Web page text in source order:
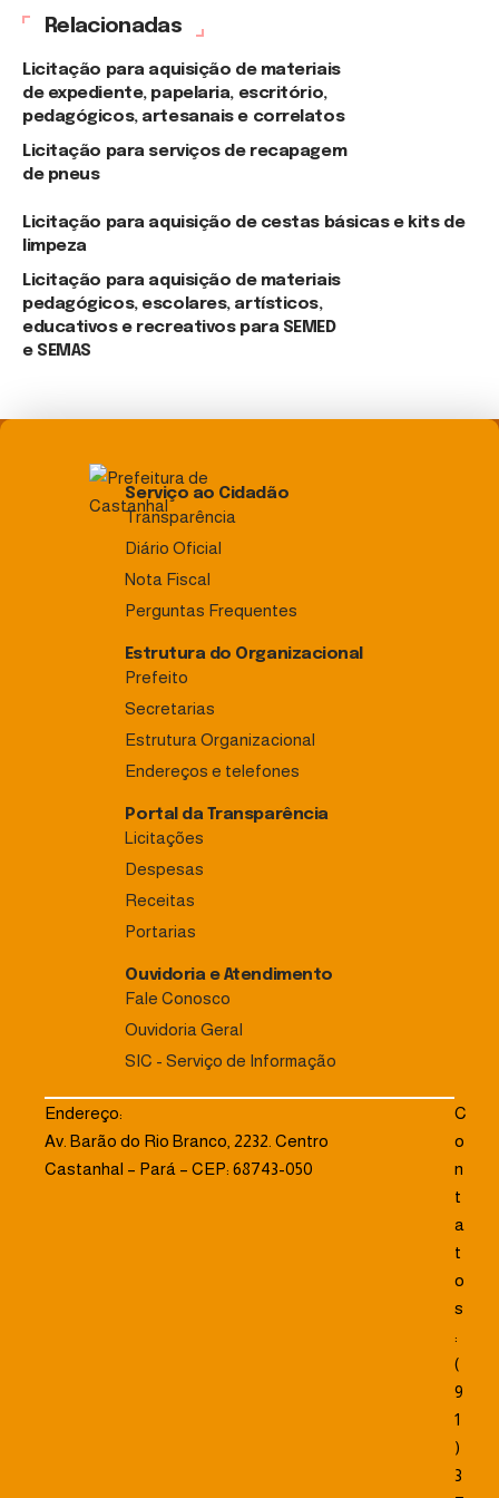
Relacionadas
Licitação para aquisição de materiais
de expediente, papelaria, escritório,
pedagógicos, artesanais e correlatos
Licitação para serviços de recapagem
de pneus
Licitação para aquisição de cestas básicas e kits de
limpeza
Licitação para aquisição de materiais
pedagógicos, escolares, artísticos,
educativos e recreativos para SEMED
e SEMAS
Serviço ao Cidadão
Transparência
Diário Oficial
Nota Fiscal
Perguntas Frequentes
Estrutura do Organizacional
Prefeito
Secretarias
Estrutura Organizacional
Endereços e telefones
Portal da Transparência
Licitações
Despesas
Receitas
Portarias
Ouvidoria e Atendimento
Fale Conosco
Ouvidoria Geral
SIC - Serviço de Informação
Endereço:
Av. Barão do Rio Branco, 2232. Centro
Castanhal – Pará – CEP: 68743-050
C
o
n
t
a
t
o
s
:
(
9
1
)
3